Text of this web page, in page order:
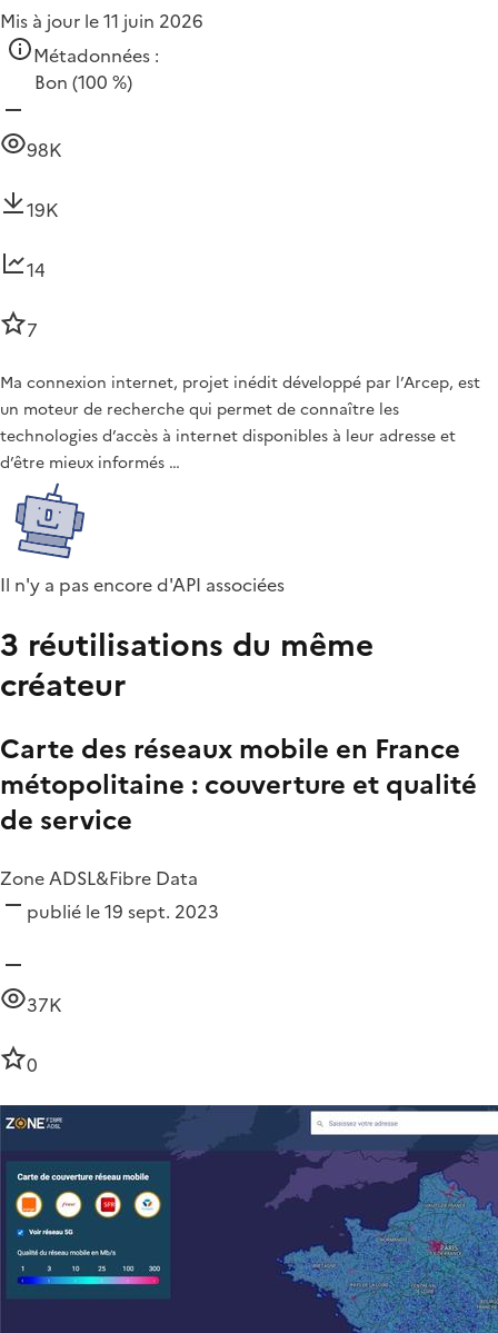
Mis à jour le 11 juin 2026
Métadonnées :
Bon (100 %)
98K
19K
14
7
Ma connexion internet, projet inédit développé par l’Arcep, est
un moteur de recherche qui permet de connaître les
technologies d’accès à internet disponibles à leur adresse et
d’être mieux informés …
Il n'y a pas encore d'API associées
3 réutilisations du même
créateur
Carte des réseaux mobile en France
métopolitaine : couverture et qualité
de service
Zone ADSL&Fibre Data
publié le 19 sept. 2023
37K
0